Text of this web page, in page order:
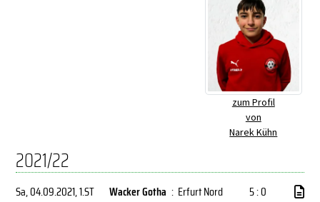
zum Profil
von
Narek Kühn
2021/22
Sa, 04.09.2021, 1.ST Wacker Gotha : Erfurt Nord
5 : 0